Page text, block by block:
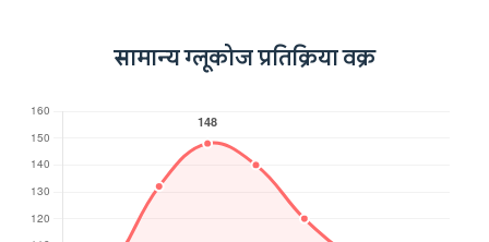
सामान्य ग्लूकोज प्रतिक्रिया वक्र